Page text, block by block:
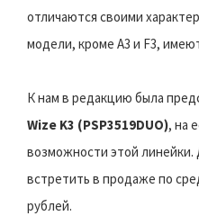
отличаются своими
модели, кроме А3 и F3,
К нам в редакцию была
Wize K3 (PSP3519DUO), на
возможности этой
встретить в продаже по
рублей.